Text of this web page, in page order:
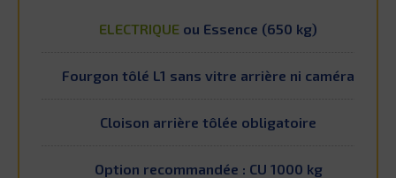
ELECTRIQUE ou Essence (650 kg)
Fourgon tôlé L1 sans vitre arrière ni caméra
Cloison arrière tôlée obligatoire
Option recommandée : CU 1000 kg